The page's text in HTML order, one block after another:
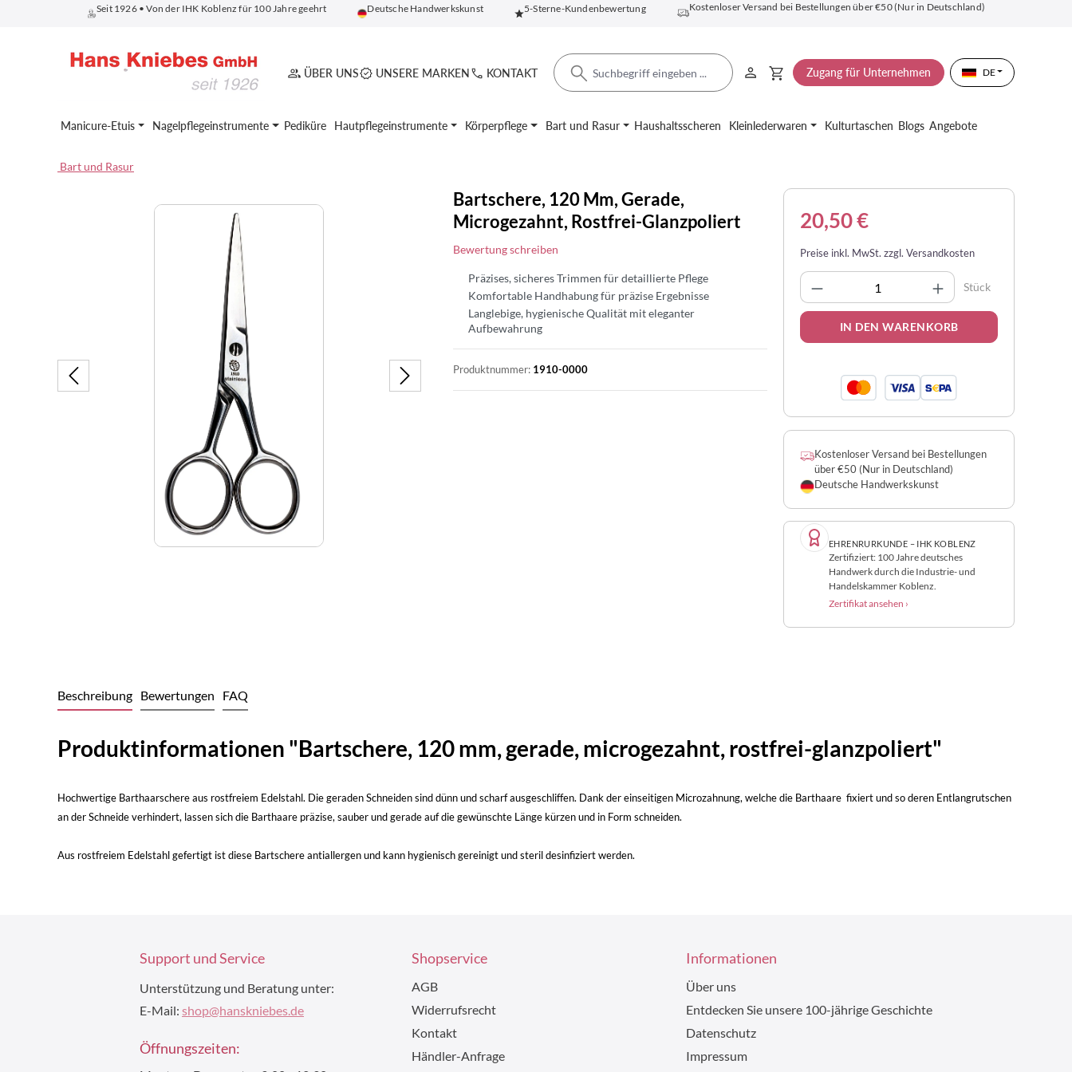
Zur Hauptnavigation springen
Seit 1926 • Von der IHK Koblenz für 100 Jahre geehrt Deutsche Handwerkskunst 5-Sterne-Kundenbewertung Kostenloser Versand bei Bestellungen über €50 (Nur in Deutschland)
ÜBER UNS UNSERE MARKEN KONTAKT Zugang für Unternehmen DE
Manicure-Etuis Nagelpflegeinstrumente Pediküre Hautpflegeinstrumente Körperpflege Bart und Rasur Haushaltsscheren Kleinlederwaren Kulturtaschen Blogs Angebote
Bart und Rasur
Bildergalerie überspringen
Bartschere, 120 Mm, Gerade,
Microgezahnt, Rostfrei-Glanzpoliert
Bewertung schreiben
Präzises, sicheres Trimmen für detaillierte Pflege
Komfortable Handhabung für präzise Ergebnisse
Langlebige, hygienische Qualität mit eleganter
Aufbewahrung
Produktnummer: 1910-0000
20,50 €
Preise inkl. MwSt. zzgl. Versandkosten
Produkt Anzahl: Gib den
Stück
IN DEN WARENKORB
Kostenloser Versand bei Bestellungen
über €50 (Nur in Deutschland)
Deutsche Handwerkskunst
EHRENRURKUNDE – IHK KOBLENZ
Zertifiziert: 100 Jahre deutsches
Handwerk durch die Industrie- und
Handelskammer Koblenz.
Zertifikat ansehen ›
Beschreibung Bewertungen FAQ
Produktinformationen "Bartschere, 120 mm, gerade, microgezahnt, rostfrei-glanzpoliert"
Hochwertige Barthaarschere aus rostfreiem Edelstahl. Die geraden Schneiden sind dünn und scharf ausgeschliffen. Dank der einseitigen Microzahnung, welche die Barthaare fixiert und so deren Entlangrutschen
an der Schneide verhindert, lassen sich die Barthaare präzise, sauber und gerade auf die gewünschte Länge kürzen und in Form schneiden.
Aus rostfreiem Edelstahl gefertigt ist diese Bartschere antiallergen und kann hygienisch gereinigt und steril desinfiziert werden.
Support und Service
Unterstützung und Beratung unter:
E-Mail: shop@hanskniebes.de
Öffnungszeiten:
Shopservice
AGB
Widerrufsrecht
Kontakt
Händler-Anfrage
Informationen
Über uns
Entdecken Sie unsere 100-jährige Geschichte
Datenschutz
Impressum